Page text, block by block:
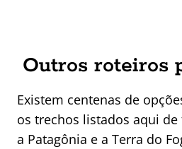
Outros roteiros
Existem centenas de
os trechos listados aqui
a Patagônia e a Terra do